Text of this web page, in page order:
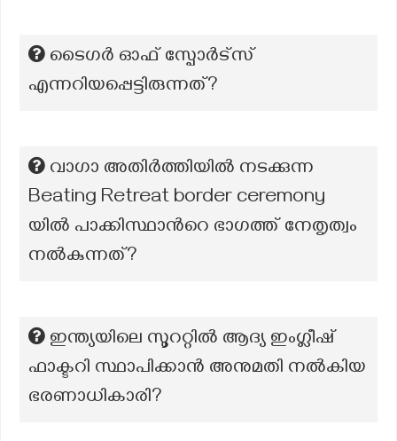
ടൈഗർ ഓഫ് സ്പോർട്സ്
എന്നറിയപ്പെട്ടിരുന്നത്?
വാഗാ അതിർത്തിയിൽ നടക്കുന്ന
Beating Retreat border ceremony
യിൽ പാക്കിസ്ഥാന്‍റെ ഭാഗത്ത് നേതൃത്വം
നൽകുന്നത്?
ഇന്ത്യയിലെ സൂററ്റിൽ ആദ്യ ഇംഗ്ലീഷ്
ഫാക്ടറി സ്ഥാപിക്കാൻ അനുമതി നൽകിയ
ഭരണാധികാരി?